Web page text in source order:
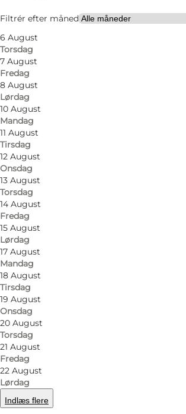
Filtrér efter måned
6 August
Torsdag
7 August
Fredag
8 August
Lørdag
10 August
Mandag
11 August
Tirsdag
12 August
Onsdag
13 August
Torsdag
14 August
Fredag
15 August
Lørdag
17 August
Mandag
18 August
Tirsdag
19 August
Onsdag
20 August
Torsdag
21 August
Fredag
22 August
Lørdag
Indlæs flere
:
© Silkeborg Kommune
Tag dig tid og udforsk det brede
håndplukkede brands som bl.a.
Skall Studio, Aiayu, Closed,
Herskind, Dea Kudibal, Ugg, Isabel